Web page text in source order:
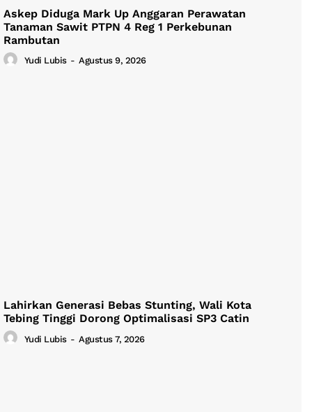
Askep Diduga Mark Up Anggaran Perawatan
Tanaman Sawit PTPN 4 Reg 1 Perkebunan
Rambutan
Yudi Lubis - Agustus 9, 2026
Lahirkan Generasi Bebas Stunting, Wali Kota
Tebing Tinggi Dorong Optimalisasi SP3 Catin
Yudi Lubis - Agustus 7, 2026